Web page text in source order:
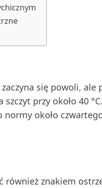
się powoli,
przy około 40
normy około
również znakiem